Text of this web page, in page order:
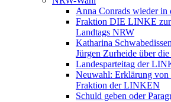
Anna Conrads wieder in
Fraktion DIE LINKE
Landtags NRW
Katharina
Jürgen Zurheide über
Landesparteitag der
Neuwahl: Erklärung von
Fraktion der LINKEN
Schuld geben oder